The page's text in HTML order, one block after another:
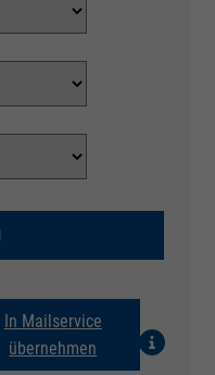
In Mailservice
übernehmen